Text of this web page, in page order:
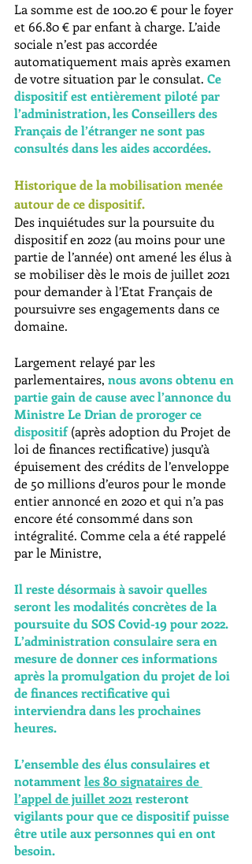
La somme est de 100.20 € pour le foyer
et 66.80 € par enfant à charge. L’aide
sociale n’est pas accordée
automatiquement mais après examen
de votre situation par le consulat. Ce
dispositif est entièrement piloté par
l’administration, les Conseillers des
Français de l’étranger ne sont pas
consultés dans les aides accordées.
Historique de la mobilisation menée
autour de ce dispositif.
Des inquiétudes sur la poursuite du
dispositif en 2022 (au moins pour une
partie de l’année) ont amené les élus à
se mobiliser dès le mois de juillet 2021
pour demander à l’Etat Français de
poursuivre ses engagements dans ce
domaine.
Largement relayé par les
parlementaires, nous avons obtenu en
partie gain de cause avec l’annonce du
Ministre Le Drian de proroger ce
dispositif (après adoption du Projet de
loi de finances rectificative) jusqu’à
épuisement des crédits de l’enveloppe
de 50 millions d’euros pour le monde
entier annoncé en 2020 et qui n’a pas
encore été consommé dans son
intégralité. Comme cela a été rappelé
par le Ministre,
Il reste désormais à savoir quelles
seront les modalités concrètes de la
poursuite du SOS Covid-19 pour 2022.
L’administration consulaire sera en
mesure de donner ces informations
après la promulgation du projet de loi
de finances rectificative qui
interviendra dans les prochaines
heures.
L’ensemble des élus consulaires et
notamment les 80 signataires de
l’appel de juillet 2021 resteront
vigilants pour que ce dispositif puisse
être utile aux personnes qui en ont
besoin.